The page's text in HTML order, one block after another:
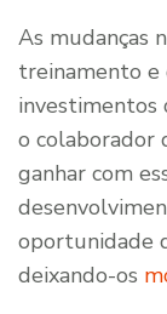
As mudanças
treinamento e
investimentos
o colaborador
ganhar com
oportunidade
deixando-os